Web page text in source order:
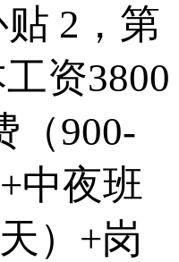
2，第
资3800
（900-
中夜班
）+岗